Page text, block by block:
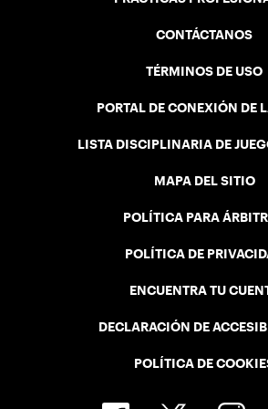
CONTÁCTANOS
TÉRMINOS DE USO
PORTAL DE CONEXIÓN DE
LISTA DISCIPLINARIA DE
MAPA DEL SITIO
POLÍTICA PARA
POLÍTICA DE
ENCUENTRA TU
DECLARACIÓN DE
POLÍTICA DE